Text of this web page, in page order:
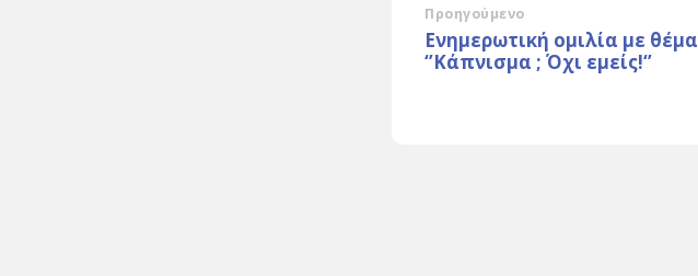
Προηγούμενο
Eνημερωτική ομιλία με θέμα
‘’Κάπνισμα ; Όχι εμείς!‘’